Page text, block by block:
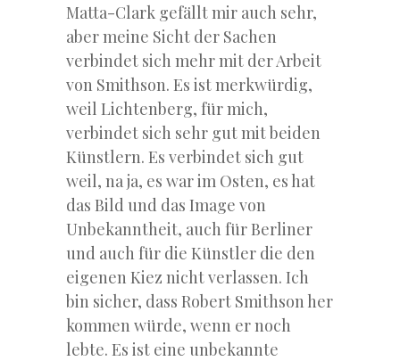
Matta-Clark gefällt mir auch sehr,
aber meine Sicht der Sachen
verbindet sich mehr mit der Arbeit
von Smithson. Es ist merkwürdig,
weil Lichtenberg, für mich,
verbindet sich sehr gut mit beiden
Künstlern. Es verbindet sich gut
weil, na ja, es war im Osten, es hat
das Bild und das Image von
Unbekanntheit, auch für Berliner
und auch für die Künstler die den
eigenen Kiez nicht verlassen. Ich
bin sicher, dass Robert Smithson her
kommen würde, wenn er noch
lebte. Es ist eine unbekannte